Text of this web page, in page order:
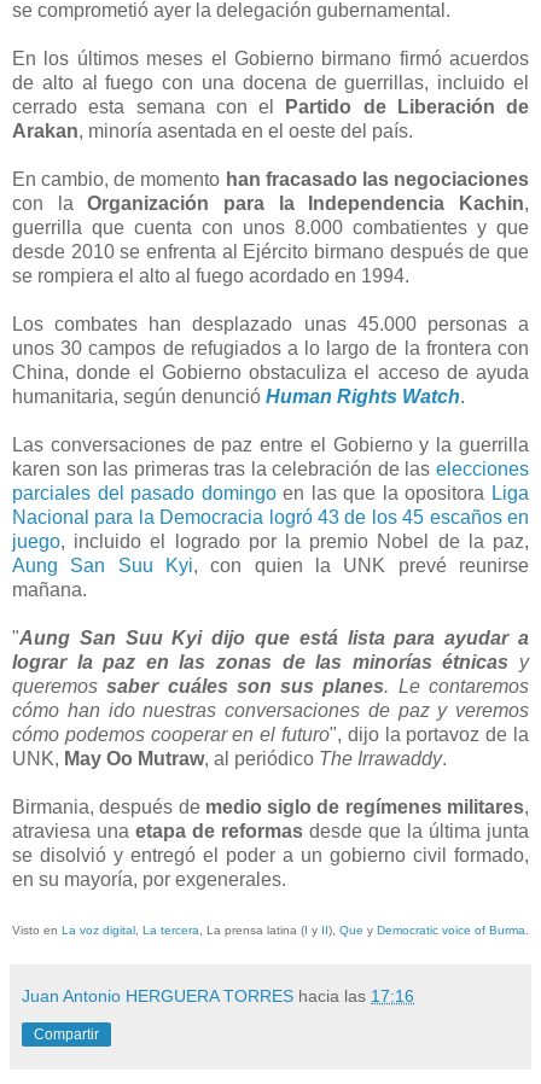
se comprometió ayer la delegación gubernamental.
En los últimos meses el Gobierno birmano firmó acuerdos
de alto al fuego con una docena de guerrillas, incluido el
cerrado esta semana con el
Partido de Liberación de
Arakan, minoría asentada en el oeste del país.
En cambio, de momento han fracasado las negociaciones
con laOrganización para la Independencia Kachin,
guerrilla que cuenta con unos 8.000 combatientes y que
desde 2010 se enfrenta al Ejército birmano después de que
se rompiera el alto al fuego acordado en 1994.
Los combates han desplazado unas 45.000 personas a
unos 30 campos de refugiados a lo largo de la frontera con
China, donde el Gobierno obstaculiza el acceso de ayuda
humanitaria, según denunció Human Rights Watch.
Las conversaciones de paz entre el Gobierno y la guerrilla
karen son las primeras tras la celebración de las elecciones
parciales del pasado domingoen las que la opositora Liga
Nacional para la Democracia logró 43 de los 45 escaños en
juego, incluido el logrado por la premio Nobel de la paz,
Aung San Suu Kyi, con quien la UNK prevé reunirse
mañana.
"Aung San Suu Kyi dijo que está lista para ayudar a
lograr la paz en las zonas de las minorías étnicas y
queremossaber cuáles son sus planes. Le contaremos
cómo han ido nuestras conversaciones de paz y veremos
cómo podemos cooperar en el futuro", dijo la portavoz de la
UNK, May Oo Mutraw, al periódico The Irrawaddy.
Birmania, después de medio siglo de regímenes militares,
atraviesa una etapa de reformas desde que la última junta
se disolvió y entregó el poder a un gobierno civil formado,
en su mayoría, por exgenerales.
Visto en La voz digital La tercera , La prensa latina (I y II), Que y Democratic voice of Burma
Juan Antonio HERGUERA TORRES hacia las 17:16
Compartir